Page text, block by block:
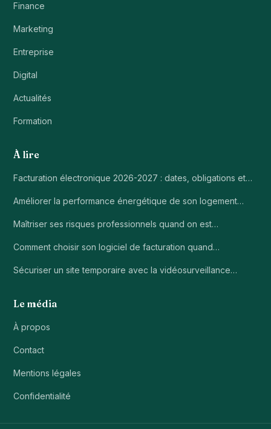
Finance
Marketing
Entreprise
Digital
Actualités
Formation
À lire
Facturation électronique 2026-2027 : dates, obligations et…
Améliorer la performance énergétique de son logement…
Maîtriser ses risques professionnels quand on est…
Comment choisir son logiciel de facturation quand…
Sécuriser un site temporaire avec la vidéosurveillance…
Le média
À propos
Contact
Mentions légales
Confidentialité